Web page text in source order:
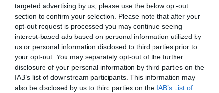
targeted advertising by us, please use the below opt-out
section to confirm your selection. Please note that after your
opt-out request is processed you may continue seeing
interest-based ads based on personal information utilized by
us or personal information disclosed to third parties prior to
your opt-out. You may separately opt-out of the further
disclosure of your personal information by third parties on the
IAB’s list of downstream participants. This information may
also be disclosed by us to third parties on the IAB’s List of